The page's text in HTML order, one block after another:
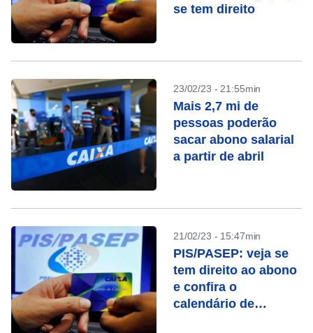
se tem direito
23/02/23 - 21:55min
Mais 2,7 mi de
pessoas poderão
sacar abono salarial
a partir de abril
21/02/23 - 15:47min
PIS/PASEP: veja se
tem direito ao abono
e confira o
calendário de